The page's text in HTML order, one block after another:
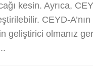
kesin. Ayrıca,
CEYD-
geliştirici olmanız